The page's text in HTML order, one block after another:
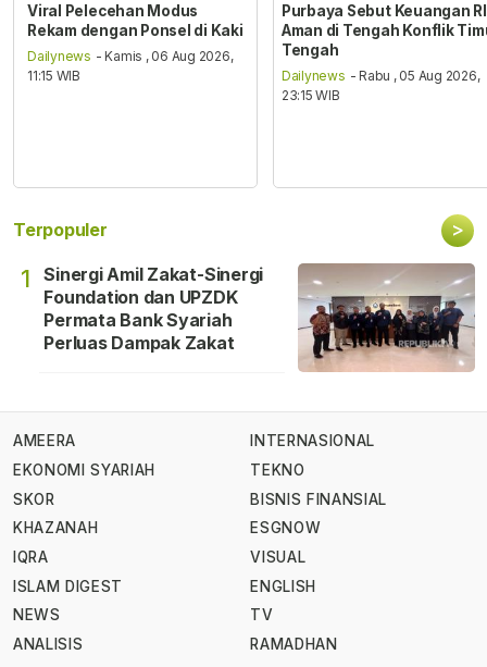
Viral Pelecehan Modus
Rekam dengan Ponsel di Kaki
Dailynews - Kamis , 06 Aug 2026,
11:15 WIB
Purbaya Sebut Keuangan RI
Aman di Tengah Konflik
Tengah
Dailynews - Rabu , 05 Aug 2026,
23:15 WIB
Terpopuler >
1
Sinergi Amil Zakat-Sinergi
Foundation dan UPZDK
Permata Bank Syariah
Perluas Dampak Zakat
AMEERA
EKONOMI SYARIAH
SKOR
KHAZANAH
IQRA
ISLAM DIGEST
NEWS
ANALISIS
INTERNASIONAL
TEKNO
BISNIS FINANSIAL
ESGNOW
VISUAL
ENGLISH
TV
RAMADHAN